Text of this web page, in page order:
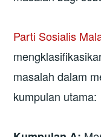
Parti Sosialis
masalah dalam
kumpulan utama: